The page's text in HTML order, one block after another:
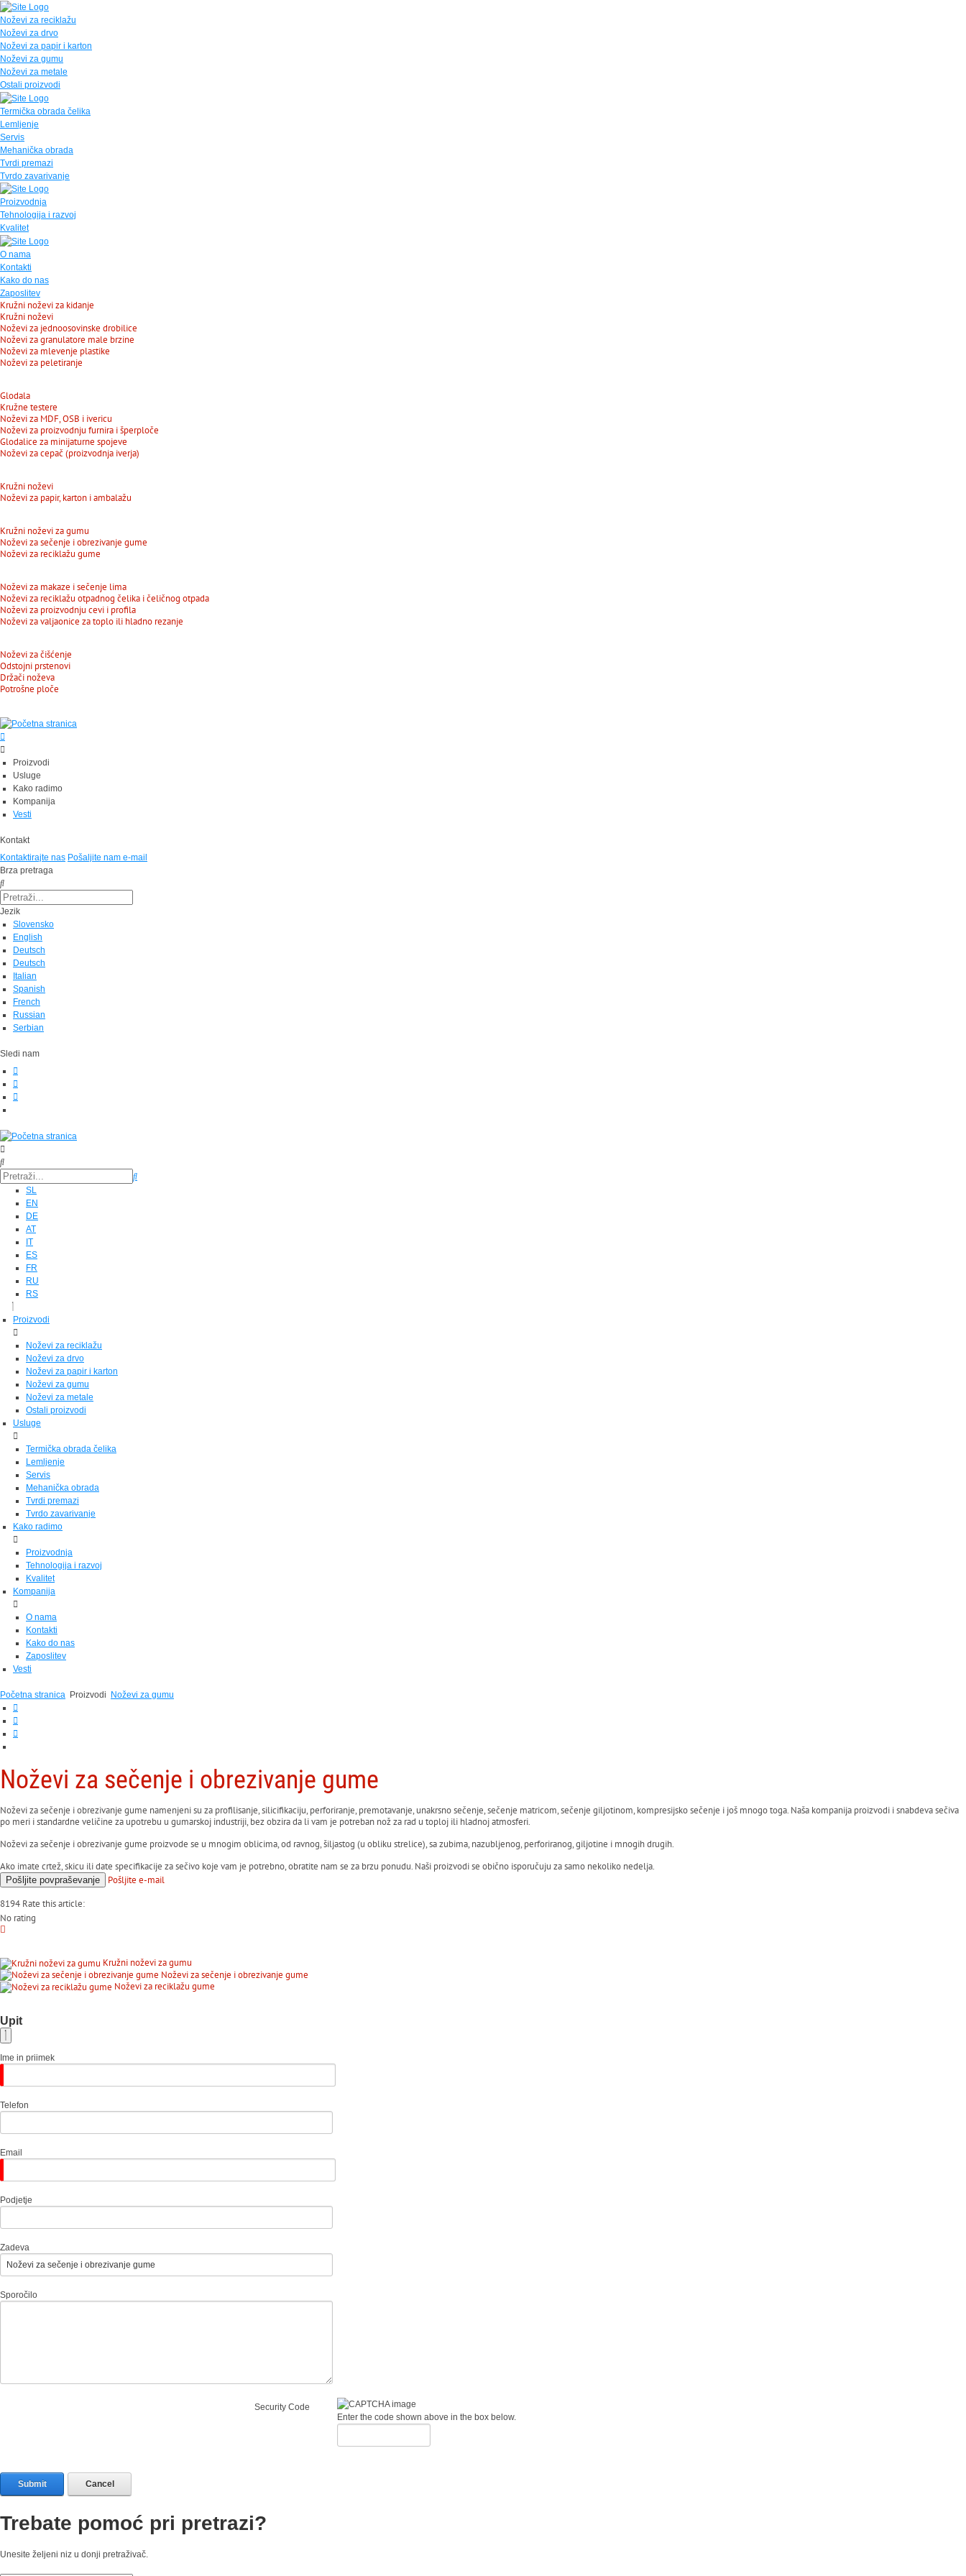
Noževi za reciklažu
Noževi za drvo
Noževi za papir i karton
Noževi za gumu
Noževi za metale
Ostali proizvodi
Termička obrada čelika
Lemljenje
Servis
Mehanička obrada
Tvrdi premazi
Tvrdo zavarivanje
Proizvodnja
Tehnologija i razvoj
Kvalitet
O nama
Kontakti
Kako do nas
Zaposlitev
Kružni noževi za kidanje
Kružni noževi
Noževi za jednoosovinske drobilice
Noževi za granulatore male brzine
Noževi za mlevenje plastike
Noževi za peletiranje
Glodala
Kružne testere
Noževi za MDF, OSB i ivericu
Noževi za proizvodnju furnira i šperploče
Glodalice za minijaturne spojeve
Noževi za cepač (proizvodnja iverja)
Kružni noževi
Noževi za papir, karton i ambalažu
Kružni noževi za gumu
Noževi za sečenje i obrezivanje gume
Noževi za reciklažu gume
Noževi za makaze i sečenje lima
Noževi za reciklažu otpadnog čelika i čeličnog otpada
Noževi za proizvodnju cevi i profila
Noževi za valjaonice za toplo ili hladno rezanje
Noževi za čišćenje
Odstojni prstenovi
Držači noževa
Potrošne ploče
Proizvodi
Usluge
Kako radimo
Kompanija
Vesti
Kontakt
Kontaktirajte nas Pošaljite nam e-mail
Brza pretraga
Jezik
Slovensko
English
Deutsch
Deutsch
Italian
Spanish
French
Russian
Serbian
Sledi nam
SL
EN
DE
AT
IT
ES
FR
RU
RS
Proizvodi
Noževi za reciklažu
Noževi za drvo
Noževi za papir i karton
Noževi za gumu
Noževi za metale
Ostali proizvodi
Usluge
Termička obrada čelika
Lemljenje
Servis
Mehanička obrada
Tvrdi premazi
Tvrdo zavarivanje
Kako radimo
Proizvodnja
Tehnologija i razvoj
Kvalitet
Kompanija
O nama
Kontakti
Kako do nas
Zaposlitev
Vesti
Početna stranica Proizvodi Noževi za gumu
Noževi za sečenje i obrezivanje gume
Noževi za sečenje i obrezivanje gume namenjeni su za profilisanje, silicifikaciju, perforiranje, premotavanje, unakrsno sečenje, sečenje matricom, sečenje giljotinom, kompresijsko sečenje i još mnogo toga. Naša kompanija proizvodi i snabdeva sečiva
po meri i standardne veličine za upotrebu u gumarskoj industriji, bez obzira da li vam je potreban nož za rad u toploj ili hladnoj atmosferi.
Noževi za sečenje i obrezivanje gume proizvode se u mnogim oblicima, od ravnog, šiljastog (u obliku strelice), sa zubima, nazubljenog, perforiranog, giljotine i mnogih drugih.
Ako imate crtež, skicu ili date specifikacije za sečivo koje vam je potrebno, obratite nam se za brzu ponudu. Naši proizvodi se obično isporučuju za samo nekoliko nedelja.
Pošljite povpraševanje Pošljite e-mail
8194 Rate this article:
No rating
Kružni noževi za gumu
Noževi za sečenje i obrezivanje gume
Noževi za reciklažu gume
Upit
Ime in priimek
Telefon
Email
Podjetje
Zadeva
Sporočilo
Security Code
Enter the code shown above in the box below.
Submit Cancel
Trebate pomoć pri pretrazi?
Unesite željeni niz u donji pretraživač.